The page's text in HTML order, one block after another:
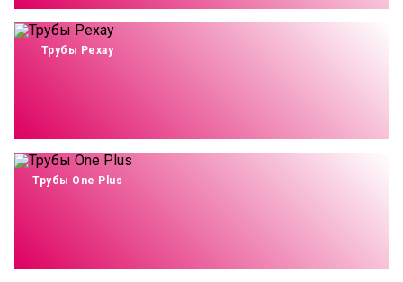
Трубы Рехау
Трубы One Plus